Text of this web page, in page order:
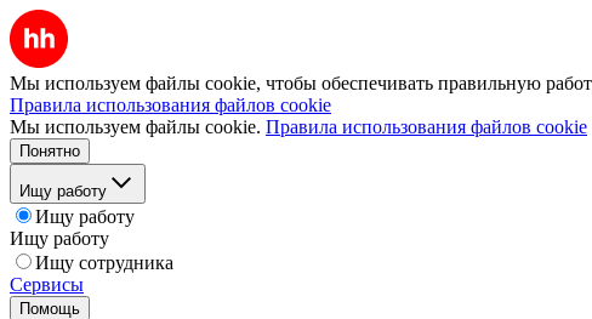
Мы используем файлы cookie, чтобы обеспечивать правильную
Правила использования файлов cookie
Мы используем файлы cookie. Правила использования файлов cookie
Понятно
Ищу работу
Ищу работу
Ищу работу
Ищу сотрудника
Сервисы
Помощь